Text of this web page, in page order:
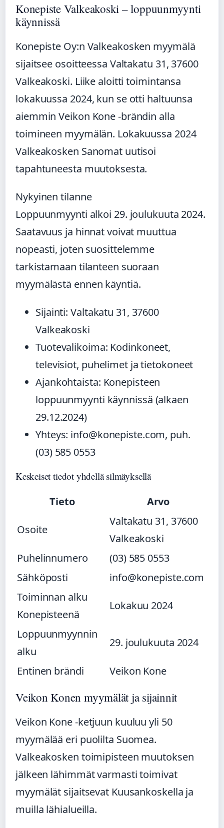
Konepiste Valkeakoski – loppuunmyynti
käynnissä
Konepiste Oy:n Valkeakosken myymälä
sijaitsee osoitteessa Valtakatu 31, 37600
Valkeakoski. Liike aloitti toimintansa
lokakuussa 2024, kun se otti haltuunsa
aiemmin Veikon Kone -brändin alla
toimineen myymälän. Lokakuussa 2024
Valkeakosken Sanomat uutisoi
tapahtuneesta muutoksesta.
Nykyinen tilanne
Loppuunmyynti alkoi 29. joulukuuta 2024.
Saatavuus ja hinnat voivat muuttua
nopeasti, joten suosittelemme
tarkistamaan tilanteen suoraan
myymälästä ennen käyntiä.
Sijainti: Valtakatu 31, 37600
Valkeakoski
Tuotevalikoima: Kodinkoneet,
televisiot, puhelimet ja tietokoneet
Ajankohtaista: Konepisteen
loppuunmyynti käynnissä (alkaen
29.12.2024)
Yhteys: info@konepiste.com, puh.
(03) 585 0553
Keskeiset tiedot yhdellä silmäyksellä
Tieto Arvo
Osoite
Valtakatu 31, 37600
Valkeakoski
Puhelinnumero
(03) 585 0553
Sähköposti
info@konepiste.com
Toiminnan alku
Konepisteenä
Lokakuu 2024
Loppuunmyynnin
alku
29. joulukuuta 2024
Entinen brändi Veikon Kone
Veikon Konen myymälät ja sijainnit
Veikon Kone -ketjuun kuuluu yli 50
myymälää eri puolilta Suomea.
Valkeakosken toimipisteen muutoksen
jälkeen lähimmät varmasti toimivat
myymälät sijaitsevat Kuusankoskella ja
muilla lähialueilla.